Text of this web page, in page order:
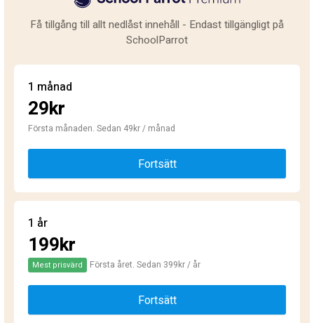
Få tillgång till allt nedlåst innehåll - Endast tillgängligt på
SchoolParrot
1 månad
29kr
Första månaden. Sedan 49kr / månad
Fortsätt
1 år
199kr
Mest prisvärd Första året. Sedan 399kr / år
Fortsätt